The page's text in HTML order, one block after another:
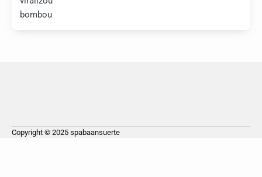
bombou
Copyright © 2025 spabaansuerte